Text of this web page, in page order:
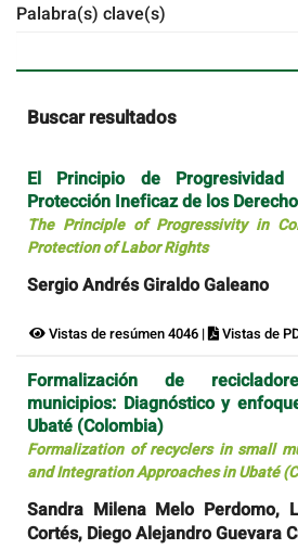
Palabra(s) clave(s)
Buscar resultados
El Principio de Progresividad
Protección Ineficaz de los
The Principle of Progressivity in
Protection of Labor Rights
Sergio Andrés Giraldo Galeano
Vistas de resúmen 4046 | Vistas de
Formalización de
municipios: Diagnóstico y
Ubaté (Colombia)
Formalization of recyclers in small
and Integration Approaches in Ubaté
Sandra Milena Melo Perdomo,
Cortés, Diego Alejandro Guevara